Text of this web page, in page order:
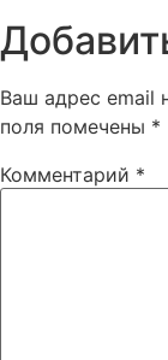
Ваш адрес email
поля помечены *
Комментарий *